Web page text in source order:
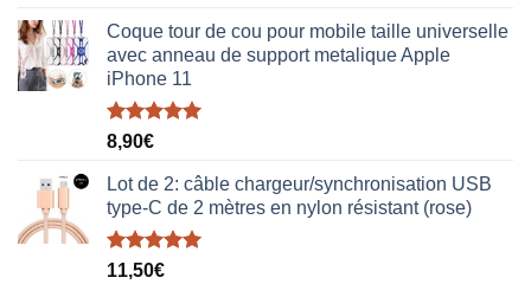
Coque tour de cou pour mobile taille universelle
avec anneau de support metalique Apple
iPhone 11
Note5.00
8,90€
Lot de 2: câble chargeur/synchronisation USB
type-C de 2 mètres en nylon résistant (rose)
Note5.00
11,50€